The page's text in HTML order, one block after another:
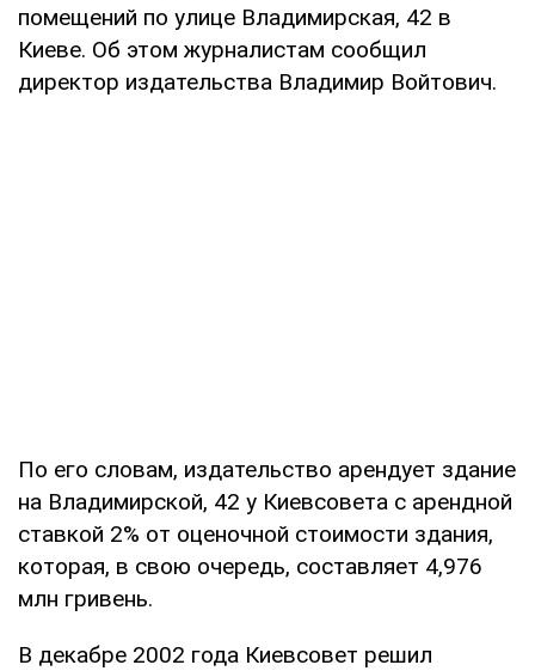
помещений по улице Владимирская, 42 в
Киеве. Об этом журналистам сообщил
директор издательства Владимир Войтович.
По его словам, издательство арендует здание
на Владимирской, 42 у Киевсовета с арендной
ставкой 2% от оценочной стоимости здания,
которая, в свою очередь, составляет 4,976
млн гривень.
В декабре 2002 года Киевсовет решил